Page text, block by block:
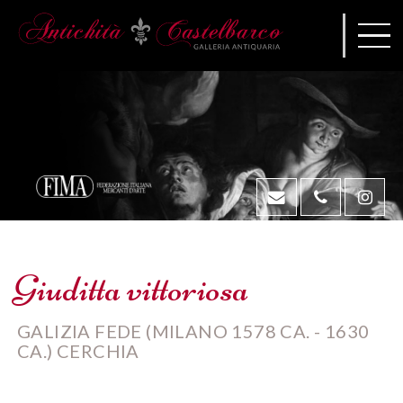
Giuditta vittoriosa
GALIZIA FEDE (MILANO 1578 CA. - 1630
CA.) CERCHIA